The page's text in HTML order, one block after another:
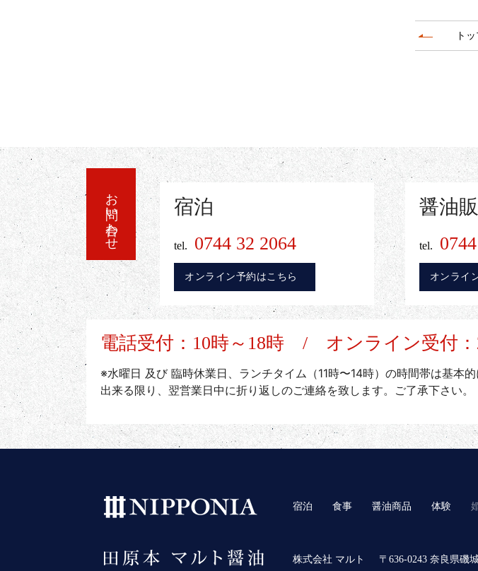
ト
お問い合わせ 宿泊
tel. 0744 32 2064
オンライン予約はこちら
醤油
tel.
オンライ
電話受付：10時～18時 / オンライン受付：
※水曜日 及び 臨時休業日、ランチタイム（11時〜14時）の時間帯は基本
出来る限り、翌営業日中に折り返しのご連絡を致します。ご了承下さい。
宿泊 食事 醤油商品 体験
株式会社 マルト 〒636-0243 奈良県磯